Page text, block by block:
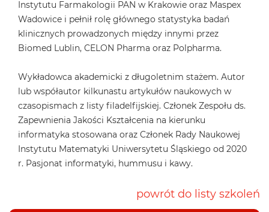
Instytutu Farmakologii PAN w Krakowie oraz Maspex
Wadowice i pełnił rolę głównego statystyka badań
klinicznych prowadzonych między innymi przez
Biomed Lublin, CELON Pharma oraz Polpharma.
Wykładowca akademicki z długoletnim stażem. Autor
lub współautor kilkunastu artykułów naukowych w
czasopismach z listy filadelfijskiej. Członek Zespołu ds.
Zapewnienia Jakości Kształcenia na kierunku
informatyka stosowana oraz Członek Rady Naukowej
Instytutu Matematyki Uniwersytetu Śląskiego od 2020
r. Pasjonat informatyki, hummusu i kawy.
powrót do listy szkoleń